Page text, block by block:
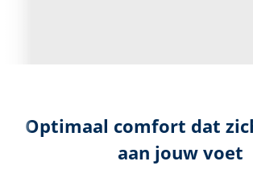
Optimaal comfort dat
aan jouw voet